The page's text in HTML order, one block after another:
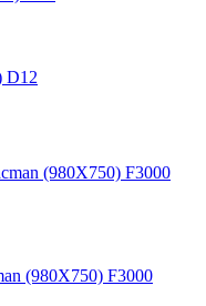
D12
(980X750) F3000